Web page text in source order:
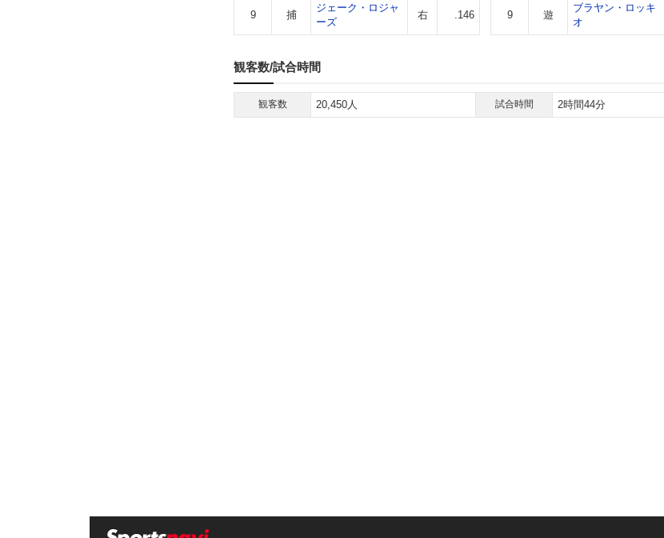
9 捕
ジェーク・ロジャ
ーズ
右 .146 9 遊
ブラヤン・ロッキ
オ
観客数/試合時間
観客数 20,450人 試合時間 2時間44分